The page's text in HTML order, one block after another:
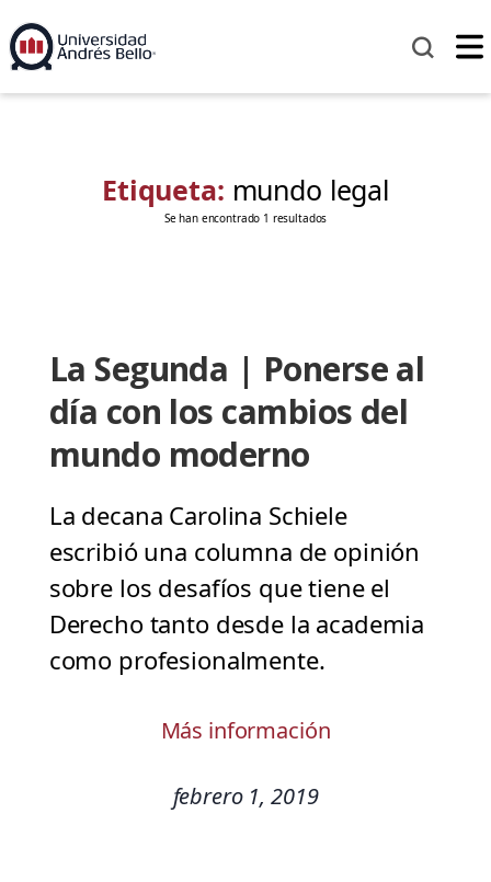
Etiqueta: mundo legal
Se han encontrado 1 resultados
La Segunda | Ponerse al
día con los cambios del
mundo moderno
La decana Carolina Schiele
escribió una columna de opinión
sobre los desafíos que tiene el
Derecho tanto desde la academia
como profesionalmente.
Más información
febrero 1, 2019